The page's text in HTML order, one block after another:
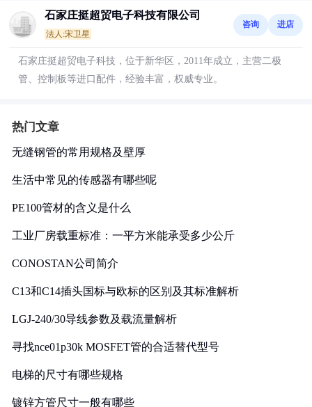
石家庄挺超贸电子科技有限公司
法人:宋卫星
咨询 进店
石家庄挺超贸电子科技，位于新华区，2011年成立，主营二极
管、控制板等进口配件，经验丰富，权威专业。
热门文章
无缝钢管的常用规格及壁厚
生活中常见的传感器有哪些呢
PE100管材的含义是什么
工业厂房载重标准：一平方米能承受多少公斤
CONOSTAN公司简介
C13和C14插头国标与欧标的区别及其标准解析
LGJ-240/30导线参数及载流量解析
寻找nce01p30k MOSFET管的合适替代型号
电梯的尺寸有哪些规格
镀锌方管尺寸一般有哪些